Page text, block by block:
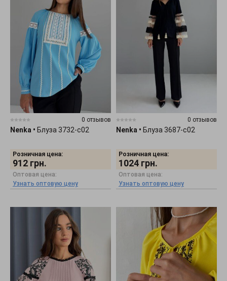
0 отзывов
Nenka • Блуза 3732-c02
Розничная цена:
912 грн.
Оптовая цена:
Узнать оптовую цену
0 отзывов
Nenka • Блуза 3687-c02
Розничная цена:
1024 грн.
Оптовая цена:
Узнать оптовую цену